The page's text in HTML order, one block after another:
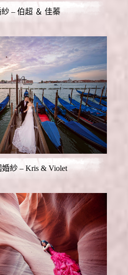
– 伯超 ＆ 佳蓁
婚紗 – Kris & Violet